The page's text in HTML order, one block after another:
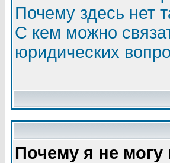
Почему здесь нет
С кем можно
юридических
Почему я не могу